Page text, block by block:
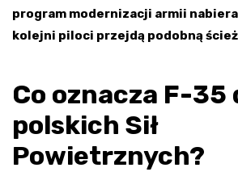
program modernizacji armii
kolejni piloci przejdą podobną
Co oznacza F-35
polskich Sił
Powietrznych?